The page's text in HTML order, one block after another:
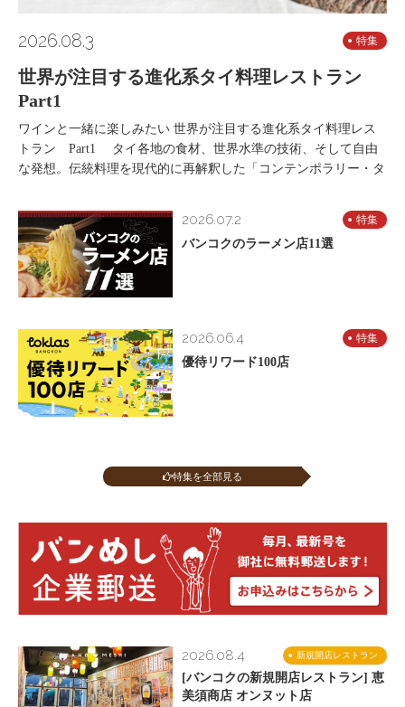
2026.08.3 特集
世界が注目する進化系タイ料理レストラン
Part1
ワインと一緒に楽しみたい 世界が注目する進化系タイ料理レス
トラン Part1 タイ各地の食材、世界水準の技術、そして自由
な発想。伝統料理を現代的に再解釈した「コンテンポラリー・タ
2026.07.2 特集
バンコクのラーメン店11選
2026.06.4 特集
優待リワード100店
特集を全部見る
新規開店レストラン
2026.08.4
[バンコクの新規開店レストラン] 恵
美須商店 オンヌット店